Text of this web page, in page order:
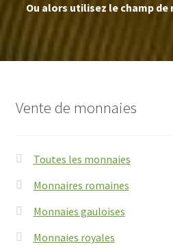
Ou alors utilisez le champ de
Vente de monnaies
Toutes les monnaies
Monnaires romaines
Monnaies gauloises
Monnaies royales